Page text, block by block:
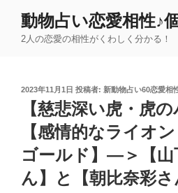
動物占い恋愛相性♪
2人の恋愛の相性がくわしく分かる！
投
2023年11月1日 投稿者: 新動物占い60恋愛相
【慈悲深い虎・虎
【感情的なライオ
ゴールド】―＞【山
ん】と【朝比奈彩さ